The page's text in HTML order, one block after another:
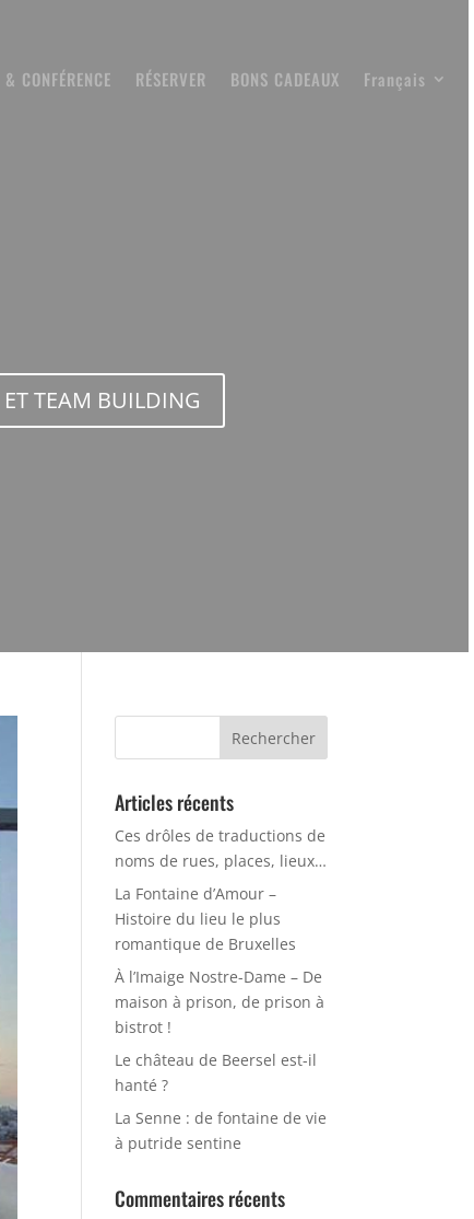
CONFÉRENCE RÉSERVER BONS CADEAUX Français
ET TEAM BUILDING
Rechercher :
Articles récents
Ces drôles de traductions de
noms de rues, places, lieux…
La Fontaine d’Amour –
Histoire du lieu le plus
romantique de Bruxelles
À l’Imaige Nostre-Dame – De
maison à prison, de prison à
bistrot !
Le château de Beersel est-il
hanté ?
La Senne : de fontaine de vie
à putride sentine
Commentaires récents